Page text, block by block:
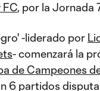
FC, por la Jornada
-liderado por
- comenzará la
de Campeones
6 partidos